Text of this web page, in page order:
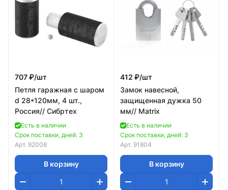
707 ₽/шт
Петля гаражная с шаром
d 28*120мм, 4 шт.,
Россия// Сибртех
Есть в наличии
Срок поставки, дней: 3
Арт. 92008
В корзину
412 ₽/шт
Замок навесной,
защищенная дужка 50
мм// Matrix
Есть в наличии
Срок поставки, дней: 3
Арт. 91804
В корзину